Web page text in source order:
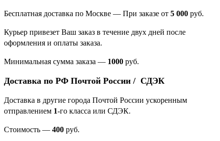
Бесплатная доставка по Москве — При заказе от 5 000 руб.
Курьер привезет Ваш заказ в течение двух дней после
оформления и оплаты заказа.
Минимальная сумма заказа — 1000 руб.
Доставка по РФ Почтой России / СДЭК
Доставка в другие города Почтой России ускоренным
отправлением 1-го класса или СДЭК.
Стоимость — 400 руб.